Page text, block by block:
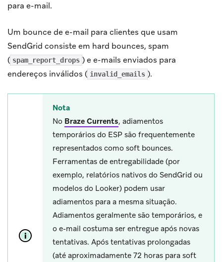
para e-mail.
Um bounce de e-mail para clientes que usam
SendGrid consiste em hard bounces, spam
( spam_report_drops ) e e-mails enviados para
endereços inválidos ( invalid_emails ).
Nota
No Braze Currents, adiamentos
temporários do ESP são frequentemente
representados como soft bounces.
Ferramentas de entregabilidade (por
exemplo, relatórios nativos do SendGrid ou
modelos do Looker) podem usar
adiamentos para a mesma situação.
Adiamentos geralmente são temporários, e
o e-mail costuma ser entregue após novas
tentativas. Após tentativas prolongadas
(até aproximadamente 72 horas para soft